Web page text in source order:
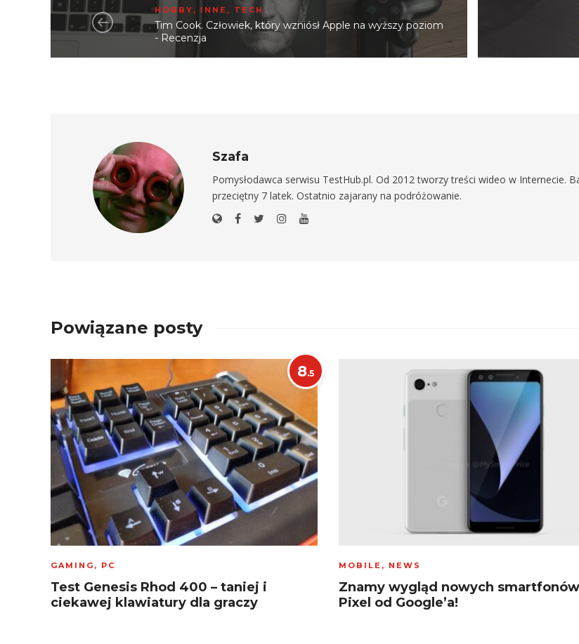
HOBBY , INNE , TECH
Tim Cook. Człowiek, który wzniósł Apple na wyższy poziom
- Recenzja
Szafa
Pomysłodawca serwisu TestHub.pl. Od 2012 tworzy treści wideo w Internecie.
przeciętny 7 latek. Ostatnio zajarany na podróżowanie.
Powiązane posty
8.5
GAMING , PC
Test Genesis Rhod 400 – taniej i
ciekawej klawiatury dla graczy
MOBILE , NEWS
Znamy wygląd nowych smartfonów
Pixel od Google’a!